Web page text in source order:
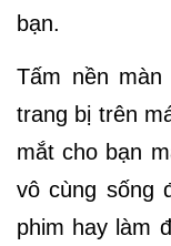
bạn.
Tấm nền
trang bị trên
mắt cho bạn
vô cùng sống
phim hay làm